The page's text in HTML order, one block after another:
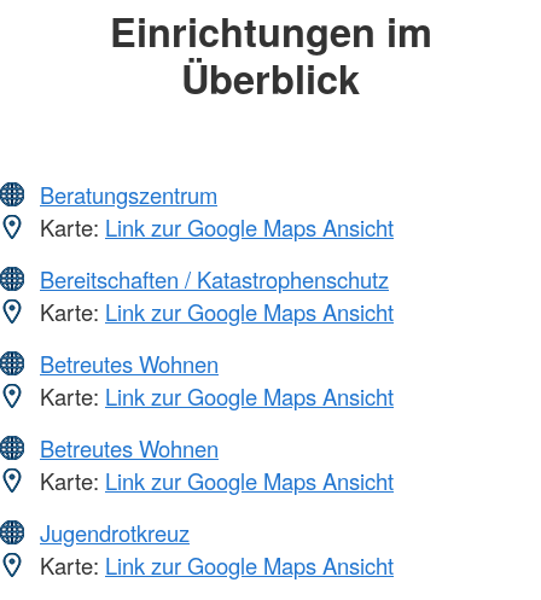
Einrichtungen im
Überblick
Beratungszentrum
Karte: Link zur Google Maps Ansicht
Bereitschaften / Katastrophenschutz
Karte: Link zur Google Maps Ansicht
Betreutes Wohnen
Karte: Link zur Google Maps Ansicht
Betreutes Wohnen
Karte: Link zur Google Maps Ansicht
Jugendrotkreuz
Karte: Link zur Google Maps Ansicht